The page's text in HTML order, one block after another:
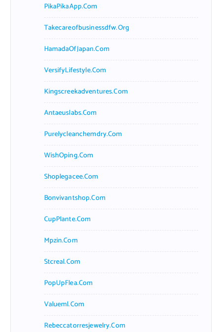
PikaPikaApp.com
Takecareofbusinessdfw.org
HamadaOfJapan.com
VersifyLifestyle.com
Kingscreekadventures.com
Antaeuslabs.com
Purelycleanchemdry.com
WishOping.com
Shoplegacee.com
Bonvivantshop.com
CupPlante.com
Mpzin.com
Stcreal.com
PopUpFlea.com
Valueml.com
Rebeccatorresjewelry.com